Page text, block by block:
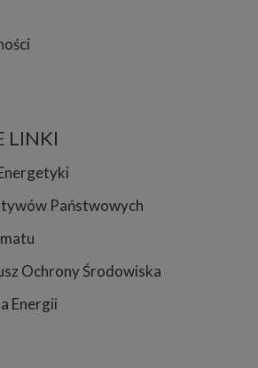
LINKI
Państwowych
Ochrony Środowiska
Energii